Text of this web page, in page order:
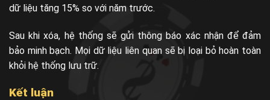
dữ liệu tăng 15% so với năm trước.
Sau khi xóa, hệ thống sẽ gửi thông báo xác nhận để đảm
bảo minh bạch. Mọi dữ liệu liên quan sẽ bị loại bỏ hoàn toàn
khỏi hệ thống lưu trữ.
Kết luận